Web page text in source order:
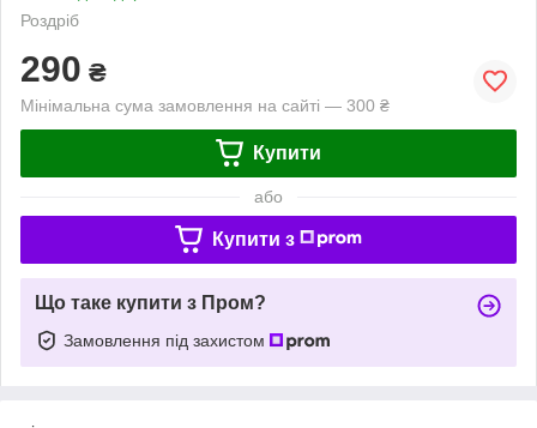
Роздріб
290 ₴
Мінімальна сума замовлення на сайті — 300 ₴
Купити
або
Купити з
Що таке купити з Пром?
Замовлення під захистом